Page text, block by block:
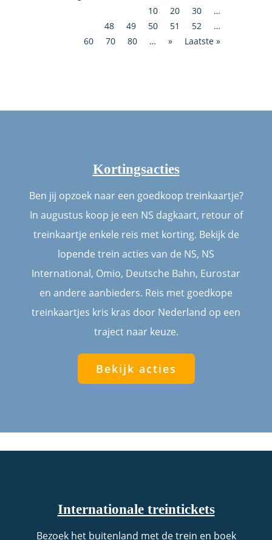
10
20 30
…
48
49 50 51 52
…
60
70 80 … » Laatste »
Kortingsacties
Ben jij opzoek naar een goedkoop treinkaartje?
In augustus koop je een NS dagkaart, retour of
treinkaartje enkele reis met korting. Bekijk de
lopende trein acties van de NS, NS
International, Omio, Deutsche Bahn, Eurostar
en andere aanbieders. Reis met goedkope
treinkaartjes kris kras door Nederland op een
traject naar keuze.
Bekijk acties
Internationale treintickets
Bezoek het buitenland met de trein en boek